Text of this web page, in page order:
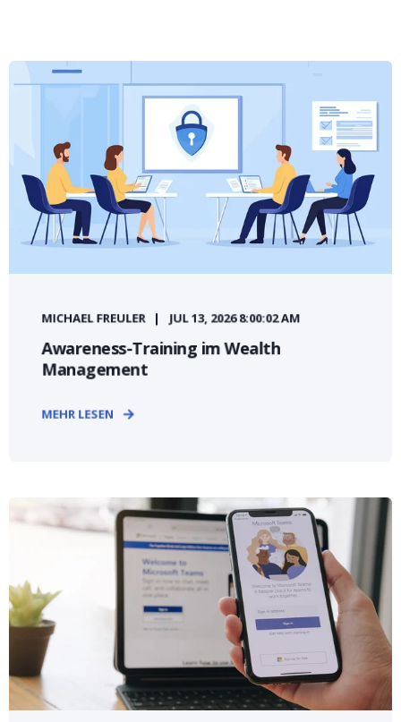
MICHAEL FREULER JUL 13, 2026 8:00:02 AM
Awareness-Training im Wealth
Management
MEHR LESEN